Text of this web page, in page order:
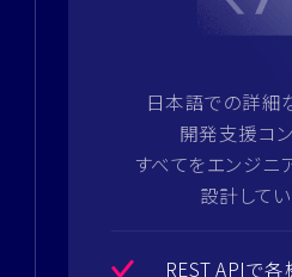
日本語での詳細
開発支援コン
すべてをエンジニ
設計してい
REST APIで